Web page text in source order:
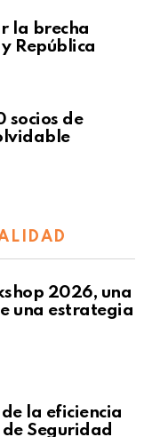
la brecha
República
socios de
2026, una
una estrategia
la eficiencia
Seguridad